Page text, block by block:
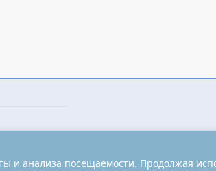
и анализа посещаемости. Продолжая